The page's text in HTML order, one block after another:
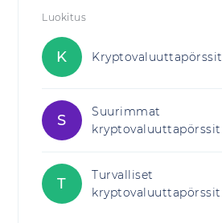
Luokitus
K Kryptovaluuttapörssit
S
Suurimmat
kryptovaluuttapörssit
T
Turvalliset
kryptovaluuttapörssit